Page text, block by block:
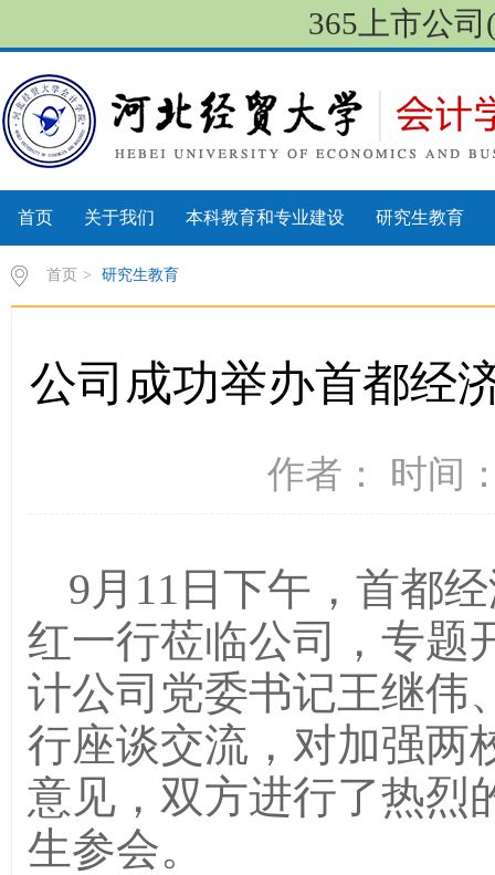
365上市公
首页 关于我们 本科教育和专业建设 研究生教育
首页 > 研究生教育
公司成功举办首都经
作者： 时间
9月11日下午，首都
红一行莅临公司，专题
计公司党委书记王继伟
行座谈交流，对加强两
意见，双方进行了热烈
生参会。